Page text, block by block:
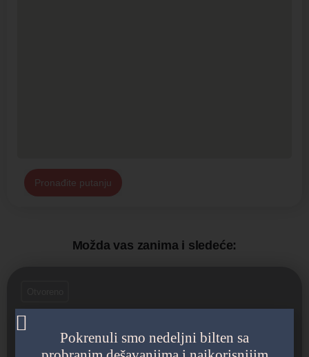
Pronađite putanju
Možda vas zanima i sledeće:
Pokrenuli smo nedeljni bilten sa